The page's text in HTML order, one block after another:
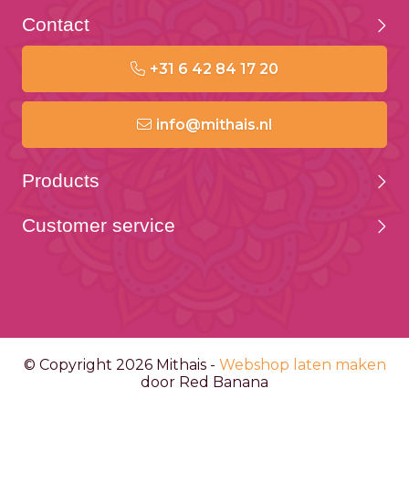
Contact
+31 6 42 84 17 20
info@mithais.nl
Products
Customer service
© Copyright 2026 Mithais - Webshop laten maken
door Red Banana